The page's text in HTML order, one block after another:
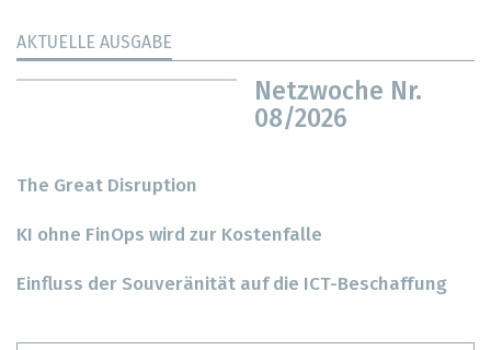
AKTUELLE AUSGABE
Netzwoche Nr.
08/2026
The Great Disruption
KI ohne FinOps wird zur Kostenfalle
Einfluss der Souveränität auf die ICT-Beschaffung